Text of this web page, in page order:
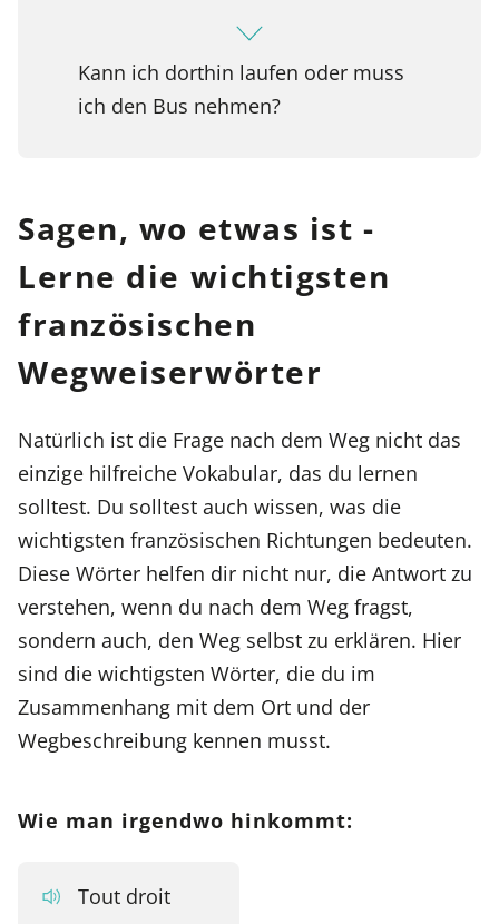
Kann ich dorthin laufen oder muss
ich den Bus nehmen?
Sagen, wo etwas ist -
Lerne die wichtigsten
französischen
Wegweiserwörter
Natürlich ist die Frage nach dem Weg nicht das
einzige hilfreiche Vokabular, das du lernen
solltest. Du solltest auch wissen, was die
wichtigsten französischen Richtungen bedeuten.
Diese Wörter helfen dir nicht nur, die Antwort zu
verstehen, wenn du nach dem Weg fragst,
sondern auch, den Weg selbst zu erklären. Hier
sind die wichtigsten Wörter, die du im
Zusammenhang mit dem Ort und der
Wegbeschreibung kennen musst.
Wie man irgendwo hinkommt:
Tout droit